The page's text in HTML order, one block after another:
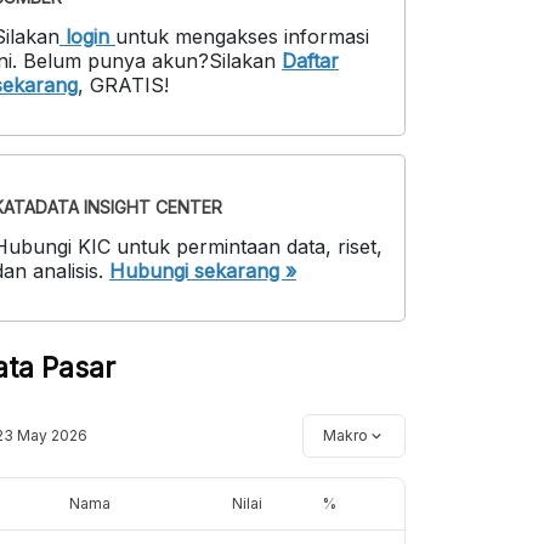
login untuk mengakses informasi
. Belum punya akun?Silakan Daftar
, GRATIS!
INSIGHT CENTER
KIC untuk permintaan data, riset,
analisis. Hubungi sekarang »
Pasar
May 2026 Makro
Nama Nilai %